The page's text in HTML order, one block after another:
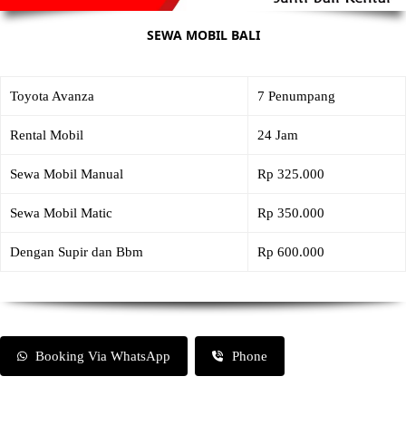
SEWA MOBIL BALI
Toyota Avanza 7 Penumpang
Rental Mobil 24 Jam
Sewa Mobil Manual Rp 325.000
Sewa Mobil Matic Rp 350.000
Dengan Supir dan Bbm Rp 600.000
Booking Via WhatsApp Phone